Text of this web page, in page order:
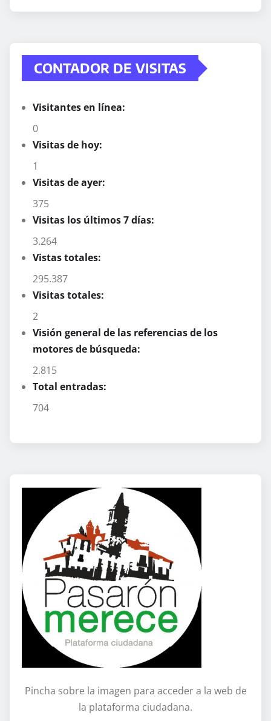
CONTADOR DE VISITAS
Visitantes en línea:
0
Visitas de hoy:
1
Visitas de ayer:
375
Visitas los últimos 7 días:
3.264
Vistas totales:
295.387
Visitas totales:
2
Visión general de las referencias de los
motores de búsqueda:
2.815
Total entradas:
704
Pincha sobre la imagen para acceder a la web de
la plataforma ciudadana.